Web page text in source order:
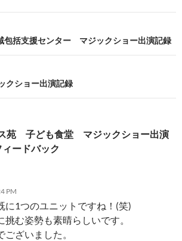
包括支援センター マジックショー出演記録
クショー出演記録
ス苑 子ども食堂 マジックショー出演
ードバック
PM
に1つのユニットですね！(笑)
挑む姿勢も素晴らしいです。
ざいました。